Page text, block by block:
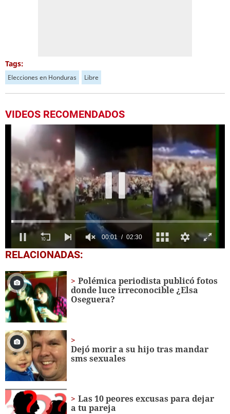
Tags:
Elecciones en Honduras Libre
VIDEOS RECOMENDADOS
0
seconds
2
minutes,
30
seconds
RELACIONADAS:
Polémica periodista publicó fotos
donde luce irreconocible ¿Elsa
Oseguera?
Dejó morir a su hijo tras mandar
sms sexuales
Las 10 peores excusas para dejar
a tu pareja